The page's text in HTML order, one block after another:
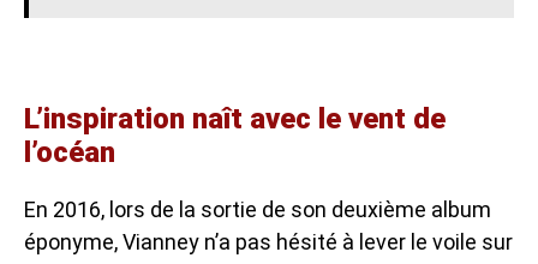
L’inspiration naît avec le vent de
l’océan
En 2016, lors de la sortie de son deuxième album
éponyme, Vianney n’a pas hésité à lever le voile sur